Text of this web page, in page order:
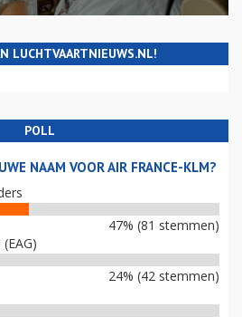
LUCHTVAARTNIEUWS.NL!
POLL
NAAM VOOR AIR FRANCE-KLM?
47% (81 stemmen)
24% (42 stemmen)